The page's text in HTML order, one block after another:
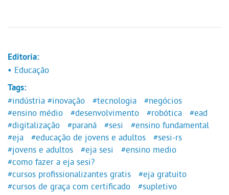
Editoria:
• Educação
Tags:
#indústria #inovação #tecnologia
#negócios
#ensino médio
#desenvolvimento #robótica
#ead
#digitalização
#paraná #sesi
#ensino fundamental
#eja
#educação de jovens e adultos
#sesi-rs
#jovens e adultos
#eja sesi
#ensino medio
#como fazer a eja sesi?
#cursos profissionalizantes gratis
#eja gratuito
#cursos de graça com certificado
#supletivo